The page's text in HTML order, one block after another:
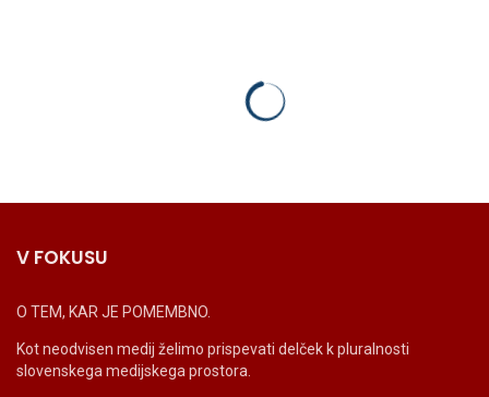
V FOKUSU
O TEM, KAR JE POMEMBNO.
Kot neodvisen medij želimo prispevati delček k pluralnosti
slovenskega medijskega prostora.